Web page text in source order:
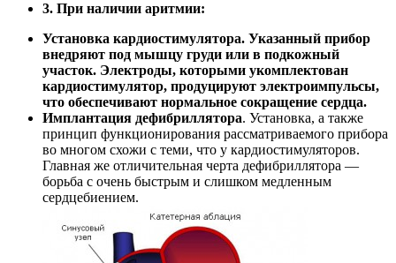
3. При наличии аритмии:
Установка кардиостимулятора. Указанный прибор
внедряют под мышцу груди или в подкожный
участок. Электроды, которыми укомплектован
кардиостимулятор, продуцируют электроимпульсы,
что обеспечивают нормальное сокращение сердца.
Имплантация дефибриллятора. Установка, а также
принцип функционирования рассматриваемого прибора
во многом схожи с теми, что у кардиостимуляторов.
Главная же отличительная черта дефибриллятора —
борьба с очень быстрым и слишком медленным
сердцебиением.